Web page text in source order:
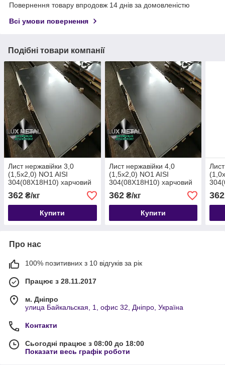
Повернення товару впродовж 14 днів за домовленістю
Всі умови повернення
Подібні товари компанії
Лист нержавійки 3,0
(1,5х2,0) NO1 AISI
304(08Х18Н10) харчовий
гарячекатаний.
362 ₴/кг
Купити
Лист нержавійки 4,0
(1,5х2,0) NO1 AISI
304(08Х18Н10) харчовий
гарячекатаний.
362₴/кг
Купити
362
Про нас
100% позитивних з 10 відгуків за рік
Працює з 28.11.2017
м. Дніпро
улица Байкальская, 1, офис 32, Дніпро, Україна
Контакти
Сьогодні працює з 08:00 до 18:00
Показати весь графік роботи